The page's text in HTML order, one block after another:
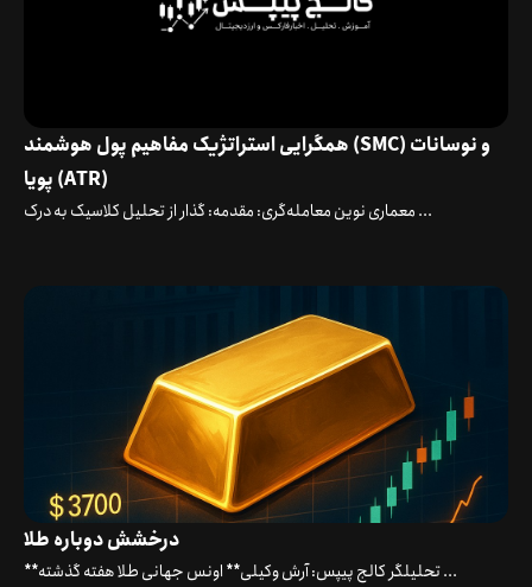
همگرایی استراتژیک مفاهیم پول هوشمند (SMC) و نوسانات
پویا (ATR)
معماری نوین معامله‌گری: مقدمه: گذار از تحلیل کلاسیک به درک ...
درخشش دوباره طلا
**تحلیلگر کالج پیپس: آرش وکیلی** اونس جهانی طلا هفته گذشته ...